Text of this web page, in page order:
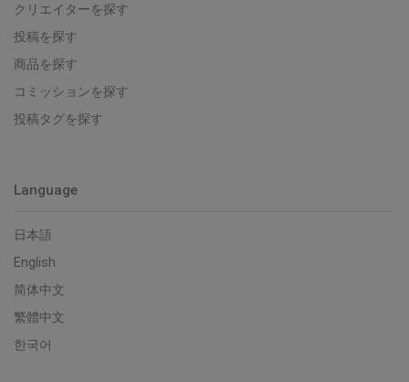
クリエイターを探す
投稿を探す
商品を探す
コミッションを探す
投稿タグを探す
Language
日本語
English
简体中文
繁體中文
한국어